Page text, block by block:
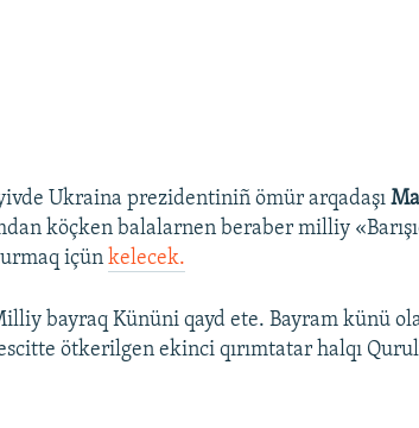
Ukraina prezidentiniñ ömür arqadaşı
köçken balalarnen beraber milliy
içünkelecek.
bayraq Kününi qayd ete. Bayram künü
ötkerilgen ekinci qırımtatar halqı